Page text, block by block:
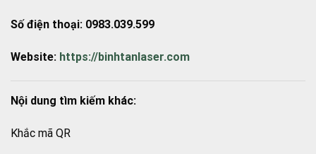
Số điện thoại: 0983.039.599
Website: https://binhtanlaser.com
Nội dung tìm kiếm khác:
Khắc mã QR